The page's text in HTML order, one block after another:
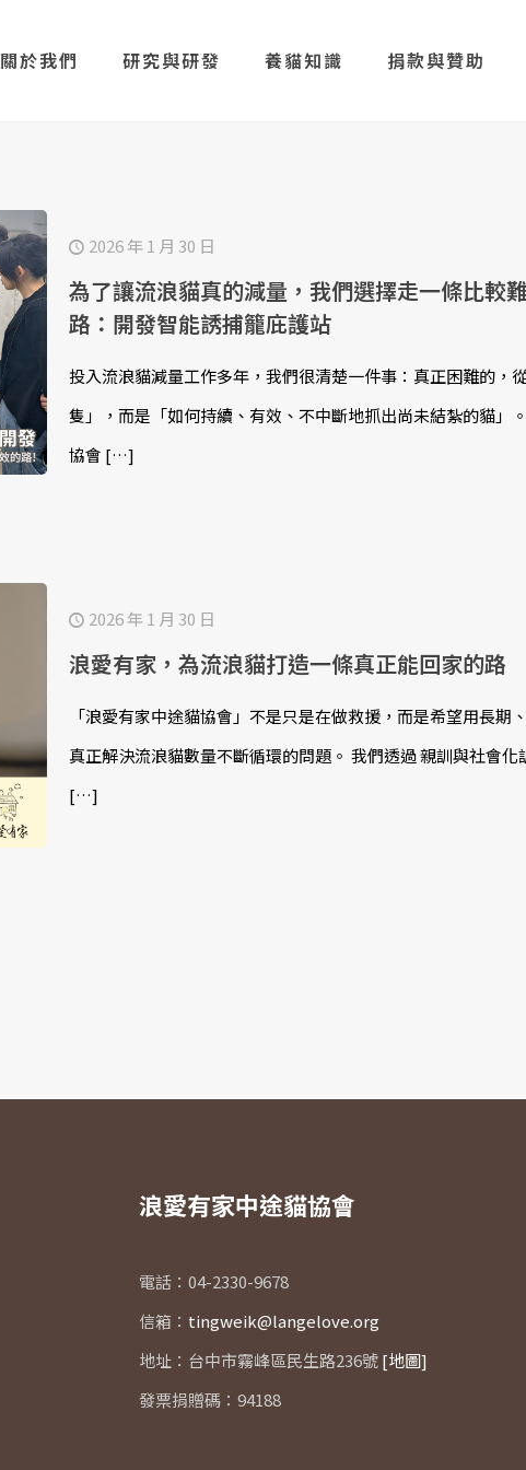
關於我們 研究與研發 養貓知識 捐款與贊助
2026 年 1 月 30 日
為了讓流浪貓真的減量，我們選擇走一條比較
路：開發智能誘捕籠庇護站
投入流浪貓減量工作多年，我們很清楚一件事：真正困難的，
隻」，而是「如何持續、有效、不中斷地抓出尚未結紮的貓」
協會 […]
2026 年 1 月 30 日
浪愛有家，為流浪貓打造一條真正能回家的路
「浪愛有家中途貓協會」不是只是在做救援，而是希望用長期
真正解決流浪貓數量不斷循環的問題。 我們透過 親訓與社會化
[…]
浪愛有家中途貓協會
電話：04-2330-9678
信箱： tingweik@langelove.org
地址：台中市霧峰區民生路236號[地圖]
發票捐贈碼：94188